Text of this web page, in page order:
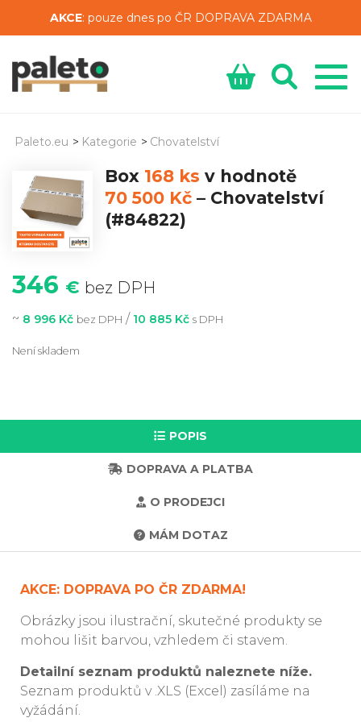
AKCE: pouze dnes po ČR DOPRAVA ZDARMA
Paleto.eu > Kategorie > Chovatelství
Box 168 ks v hodnotě
70 500 Kč – Chovatelství
(#84822)
346 € bez DPH
~ 8 996 Kč bez DPH / 10 885 Kč s DPH
Není skladem
POPIS
DOPRAVA A PLATBA
O PRODEJCI
MÁM DOTAZ
AKCE: DOPRAVA PO ČR ZDARMA!
Obrázky jsou ilustrační, skutečné produkty se
mohou lišit barvou, vzhledem či stavem.
Detailní seznam produktů naleznete níže.
Seznam produktů v .XLS (Excel) zasíláme na
vyžádání.